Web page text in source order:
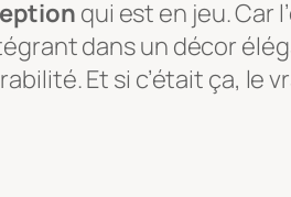
qui est en jeu. Car
dans un décor
Et si c’était ça, le